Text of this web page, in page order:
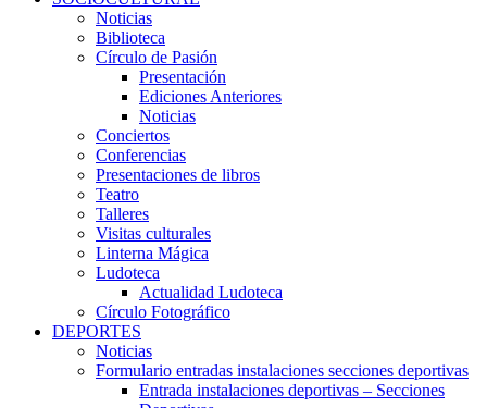
Noticias
Biblioteca
Círculo de Pasión
Presentación
Ediciones Anteriores
Noticias
Conciertos
Conferencias
Presentaciones de libros
Teatro
Talleres
Visitas culturales
Linterna Mágica
Ludoteca
Actualidad Ludoteca
Círculo Fotográfico
DEPORTES
Noticias
Formulario entradas instalaciones secciones deportivas
Entrada instalaciones deportivas – Secciones